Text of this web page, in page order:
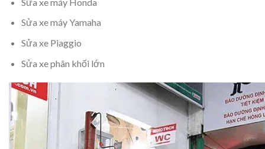
Sửa xe máy Yamaha
Sửa xe Piaggio
Sửa xe phân khối lớn